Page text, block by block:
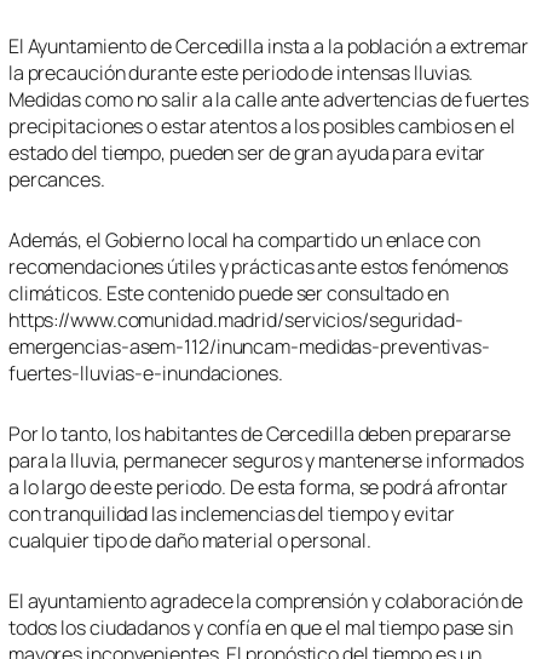
El Ayuntamiento de Cercedilla insta a la población a extremar
la precaución durante este periodo de intensas lluvias.
Medidas como no salir a la calle ante advertencias de fuertes
precipitaciones o estar atentos a los posibles cambios en el
estado del tiempo, pueden ser de gran ayuda para evitar
percances.
Además, el Gobierno local ha compartido un enlace con
recomendaciones útiles y prácticas ante estos fenómenos
climáticos. Este contenido puede ser consultado en
https://www.comunidad.madrid/servicios/seguridad-
emergencias-asem-112/inuncam-medidas-preventivas-
fuertes-lluvias-e-inundaciones.
Por lo tanto, los habitantes de Cercedilla deben prepararse
para la lluvia, permanecer seguros y mantenerse informados
a lo largo de este periodo. De esta forma, se podrá afrontar
con tranquilidad las inclemencias del tiempo y evitar
cualquier tipo de daño material o personal.
El ayuntamiento agradece la comprensión y colaboración de
todos los ciudadanos y confía en que el mal tiempo pase sin